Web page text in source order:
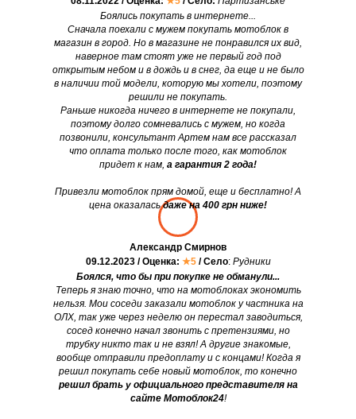
Боялся, что бы при покупке не обманули...
Теперь я знаю точно, что на мотоблоках экономить
нельзя. Мои соседи заказали мотоблок у частника на
ОЛХ, так уже через неделю он перестал заводиться,
сосед конечно начал звонить с претензиями, но
трубку никто так и не взял! А другие знакомые,
вообще отправили предоплату и с концами! Когда я
решил покупать себе новый мотоблок, то конечно
решил брать у официального представителя на
сайте Мотоблок24!
Александр Смирнов
09.12.2023 / Оценка: ★5 / Село: Рудники
Боялись покупать в интернете...
Сначала поехали с мужем покупать мотоблок в
магазин в город. Но в магазине не понравился их вид,
наверное там стоят уже не первый год под
открытым небом и в дождь и в снег, да еще и не было
в наличии той модели, которую мы хотели, поэтому
решили не покупать.
Раньше никогда ничего в интернете не покупали,
поэтому долго сомневались с мужем, но когда
позвонили, консультант Артем нам все рассказал
что оплата только после того, как мотоблок
придет к нам, а гарантия 2 года!
Привезли мотоблок прям домой, еще и бесплатно! А
цена оказаласьдаже на 400 грн ниже!